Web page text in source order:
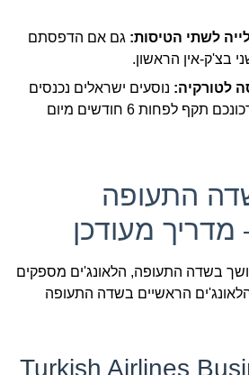
לשתי הטיסות: גם אם הדפסתם
בצ'ק-אין הראשון.
לטורקיה: נוסעים ישראלים נכנסים
ללא ויזה, אך ודאו שדרכונכם תקף לפחות 6 חודשים מיום
התעופה
מדריך מעודכן
בשדה התעופה, הלאונג'ים מספקים
הראשיים בשדה התעופה
Turkish Airlines